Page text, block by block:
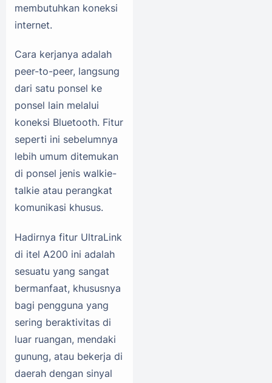
membutuhkan koneksi
internet.
Cara kerjanya adalah
peer-to-peer, langsung
dari satu ponsel ke
ponsel lain melalui
koneksi Bluetooth. Fitur
seperti ini sebelumnya
lebih umum ditemukan
di ponsel jenis walkie-
talkie atau perangkat
komunikasi khusus.
Hadirnya fitur UltraLink
di itel A200 ini adalah
sesuatu yang sangat
bermanfaat, khususnya
bagi pengguna yang
sering beraktivitas di
luar ruangan, mendaki
gunung, atau bekerja di
daerah dengan sinyal